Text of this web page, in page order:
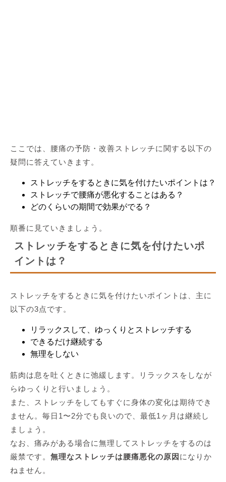
ここでは、腰痛の予防・改善ストレッチに関する以下の
疑問に答えていきます。
ストレッチをするときに気を付けたいポイントは？
ストレッチで腰痛が悪化することはある？
どのくらいの期間で効果がでる？
順番に見ていきましょう。
ストレッチをするときに気を付けたいポ
イントは？
ストレッチをするときに気を付けたいポイントは、主に
以下の3点です。
リラックスして、ゆっくりとストレッチする
できるだけ継続する
無理をしない
筋肉は息を吐くときに弛緩します。リラックスをしなが
らゆっくりと行いましょう。
また、ストレッチをしてもすぐに身体の変化は期待でき
ません。毎日1〜2分でも良いので、最低1ヶ月は継続し
ましょう。
なお、痛みがある場合に無理してストレッチをするのは
厳禁です。 無理なストレッチは腰痛悪化の原因 になりか
ねません。